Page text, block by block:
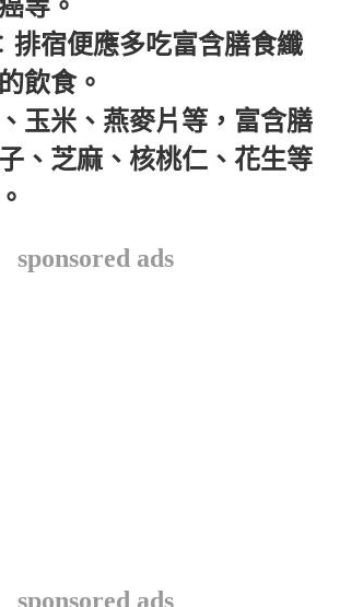
等。
排宿便應多吃富含膳食纖
飲食。
玉米、燕麥片等，富含膳
、芝麻、核桃仁、花生等
sponsored ads
sponsored ads